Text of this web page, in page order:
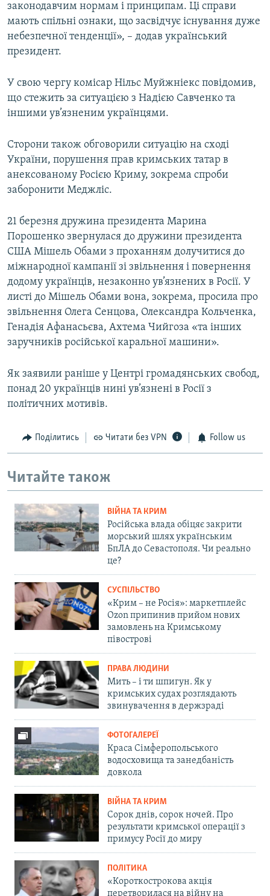
законодавчим нормам і принципам. Ці справи
мають спільні ознаки, що засвідчує існування дуже
небезпечної тенденції», – додав український
президент.
У свою чергу комісар Нільс Муйжніекс повідомив,
що стежить за ситуацією з Надією Савченко та
іншими ув’язненим українцями.
Сторони також обговорили ситуацію на сході
України, порушення прав кримських татар в
анексованому Росією Криму, зокрема спроби
заборонити Меджліс.
21 березня дружина президента Марина
Порошенко звернулася до дружини президента
США Мішель Обами з проханням долучитися до
міжнародної кампанії зі звільнення і повернення
додому українців, незаконно ув’язнених в Росії. У
листі до Мішель Обами вона, зокрема, просила про
звільнення Олега Сенцова, Олександра Кольченка,
Генадія Афанасьєва, Ахтема Чийгоза «та інших
заручників російської каральної машини».
Як заявили раніше у Центрі громадянських свобод,
понад 20 українців нині ув’язнені в Росії з
політичних мотивів.
Поділитись Читати без VPN Follow us
Читайте також
ВІЙНА ТА КРИМ
Російська влада обіцяє закрити
морський шлях українським
БпЛА до Севастополя. Чи реально
це?
СУСПІЛЬСТВО
«Крим – не Росія»: маркетплейс
Ozon припинив прийом нових
замовлень на Кримському
півострові
ПРАВА ЛЮДИНИ
Мить – і ти шпигун. Як у
кримських судах розглядають
звинувачення в держзраді
ФОТОГАЛЕРЕЇ
Краса Сімферопольського
водосховища та занедбаність
довкола
ВІЙНА ТА КРИМ
Сорок днів, сорок ночей. Про
результати кримської операції з
примусу Росії до миру
ПОЛІТИКА
«Короткострокова акція
перетворилася на війну на